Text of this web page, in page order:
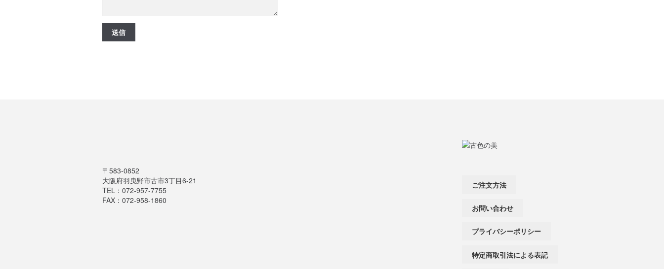
〒583‐0852
大阪府羽曳野市古市3丁目6-21
TEL：072-957-7755
FAX：072-958-1860
ご注文方法
お問い合わせ
プライバシーポリシー
特定商取引法による表記